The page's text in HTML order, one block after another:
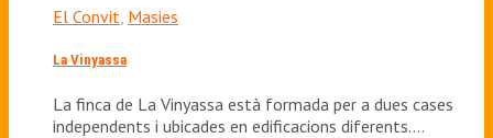
El Convit, Masies
La Vinyassa
La finca de La Vinyassa està formada per a dues cases
independents i ubicades en edificacions diferents.…